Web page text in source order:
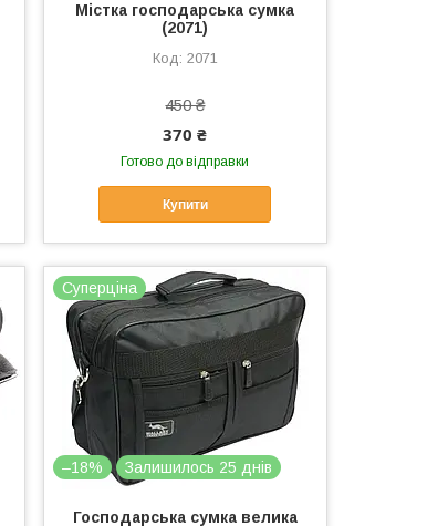
Містка господарська сумка
(2071)
2071
450 ₴
370 ₴
Готово до відправки
Купити
Суперціна
–18% Залишилось 25 днів
Господарська сумка велика